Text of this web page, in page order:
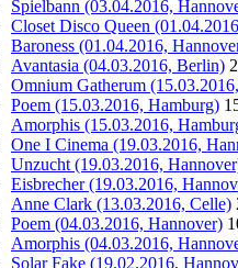
Spielbann (03.04.2016,
Closet Disco Queen
Baroness (01.04.2016,
Avantasia (04.03.2016, Berlin)
Omnium Gatherum
Poem (15.03.2016, Hamburg)
Amorphis (15.03.2016,
One I Cinema (19.03.2016,
Unzucht (19.03.2016,
Eisbrecher (19.03.2016,
Anne Clark (13.03.2016, Celle)
Poem (04.03.2016, Hannover)
Amorphis (04.03.2016,
Solar Fake (19.02.2016,